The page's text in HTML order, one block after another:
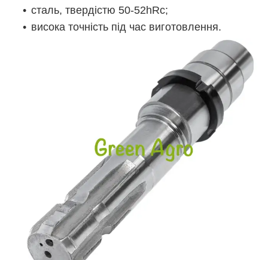
сталь, твердістю 50-52hRc;
висока точність під час виготовлення.